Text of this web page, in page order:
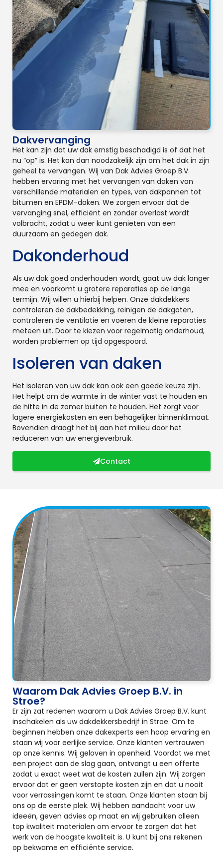
Dakvervanging
Het kan zijn dat uw dak ernstig beschadigd is of dat het
nu “op” is. Het kan dan noodzakelijk zijn om het dak in zijn
geheel te vervangen. Wij van Dak Advies Groep B.V.
hebben ervaring met het vervangen van daken van
verschillende materialen en types, van dakpannen tot
bitumen en EPDM-daken. We zorgen ervoor dat de
vervanging snel, efficiënt en zonder overlast wordt
volbracht, zodat u weer kunt genieten van een
duurzaam en gedegen dak.
Dakonderhoud
Als uw dak goed onderhouden wordt, gaat uw dak langer
mee en voorkomt u grotere reparaties op de lange
termijn. Wij willen u hierbij helpen. Onze dakdekkers
controleren de dakbedekking, reinigen de dakgoten,
controleren de ventilatie en voeren de kleine reparaties
meteen uit. Door te kiezen voor regelmatig onderhoud,
worden problemen op tijd opgespoord.
Isoleren van daken
Het isoleren van uw dak kan ook een goede keuze zijn.
Het helpt om de warmte in de winter vast te houden en
de hitte in de zomer buiten te houden. Het zorgt voor
lagere energiekosten en een behagelijker binnenklimaat.
Bovendien draagt het bij aan het milieu door het
reduceren van uw energieverbruik.
Contact
Waarom Dak Advies Groep B.V. in
Stroe?
Er zijn zat redenen waarom u Dak Advies Groep B.V. kunt
inschakelen als uw dakdekkersbedrijf in Stroe. Om te
beginnen hebben onze dakexperts een hoop ervaring en
staan wij voor eerlijke service. Onze klanten vertrouwen
op onze kennis. Wij geloven in openheid. Voordat we met
een project aan de slag gaan, ontvangt u een offerte
zodat u exact weet wat de kosten zullen zijn. Wij zorgen
ervoor dat er geen verstopte kosten zijn en dat u nooit
voor verrassingen komt te staan. Onze klanten staan bij
ons op de eerste plek. Wij hebben aandacht voor uw
ideeën, geven advies op maat en wij gebruiken alleen
top kwaliteit materialen om ervoor te zorgen dat het
werk van de hoogste kwaliteit is. U kunt bij ons rekenen
op bekwame en efficiënte service.